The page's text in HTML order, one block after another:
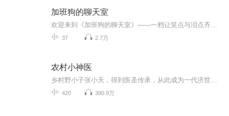
加班狗的聊天室
37 2.7万
农村小神医
420 380.9万